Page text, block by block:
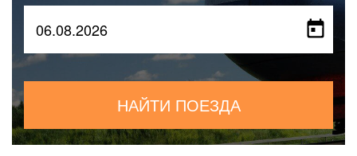
НАЙТИ ПОЕЗДА